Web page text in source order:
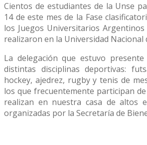
Cientos de estudiantes de la Unse
14 de este mes de la Fase
los Juegos Universitarios Argentinos
realizaron en la Universidad Nacional
La delegación que estuvo
distintas disciplinas deportivas:
hockey, ajedrez, rugby y tenis de
los que frecuentemente participan
realizan en nuestra casa de altos
organizadas por la Secretaría de